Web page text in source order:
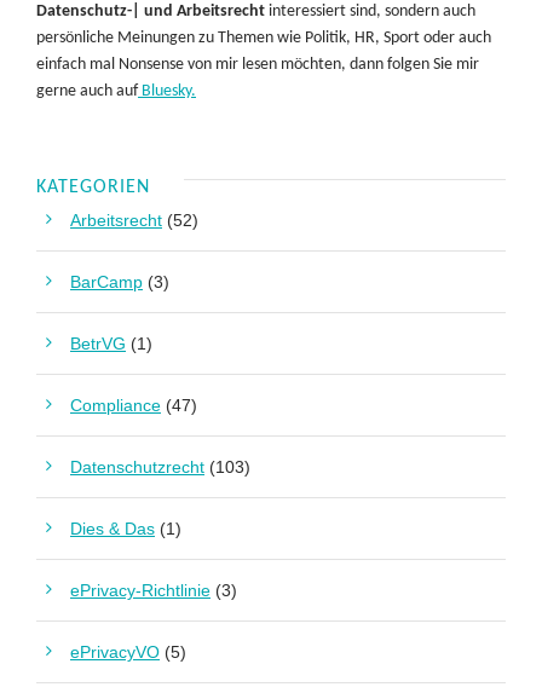
Datenschutz-| und Arbeitsrecht interessiert sind, sondern auch
persönliche Meinungen zu Themen wie Politik, HR, Sport oder auch
einfach mal Nonsense von mir lesen möchten, dann folgen Sie mir
gerne auch aufBluesky.
KATEGORIEN
Arbeitsrecht (52)
BarCamp (3)
BetrVG (1)
Compliance (47)
Datenschutzrecht (103)
Dies & Das (1)
ePrivacy-Richtlinie (3)
ePrivacyVO (5)